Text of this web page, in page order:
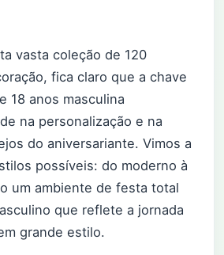
vasta coleção de 120
fica claro que a chave
18 anos masculina
na personalização e na
do aniversariante. Vimos a
possíveis: do moderno à
um ambiente de festa total
que reflete a jornada
grande estilo.